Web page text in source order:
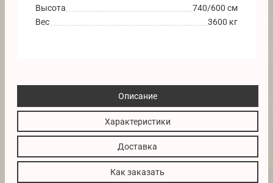
Высота
740/600 см
Вес
3600 кг
Описание
Характеристики
Доставка
Как заказать